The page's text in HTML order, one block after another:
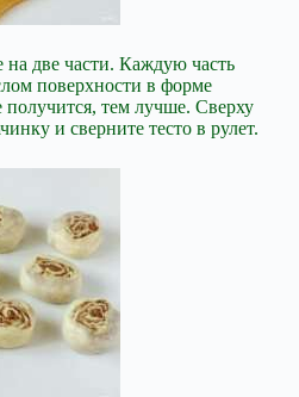
на две части. Каждую часть
поверхности в форме
тем лучше. Сверху
и сверните тесто в рулет.